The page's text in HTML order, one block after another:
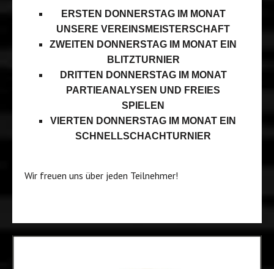
ERSTEN DONNERSTAG IM MONAT
UNSERE VEREINSMEISTERSCHAFT
ZWEITEN DONNERSTAG IM MONAT EIN
BLITZTURNIER
DRITTEN DONNERSTAG IM MONAT
PARTIEANALYSEN UND FREIES
SPIELEN
VIERTEN DONNERSTAG IM MONAT EIN
SCHNELLSCHACHTURNIER
Wir freuen uns über jeden Teilnehmer!